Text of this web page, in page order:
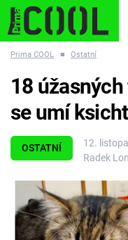
ESCAPE PLNEJ KOTEL
Témata
Filmy
Prima COOL ■ Ostatní
OSTATNÍ
12.
Radek
18
se umí